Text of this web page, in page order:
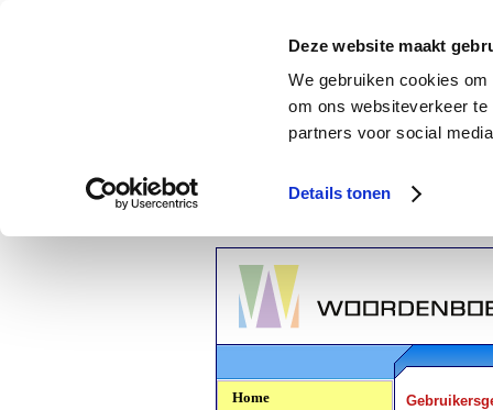
Deze website maakt
We gebruiken cookies
om ons websiteverkeer
partners voor social
Details tonen
Woordenboek.NU
Home